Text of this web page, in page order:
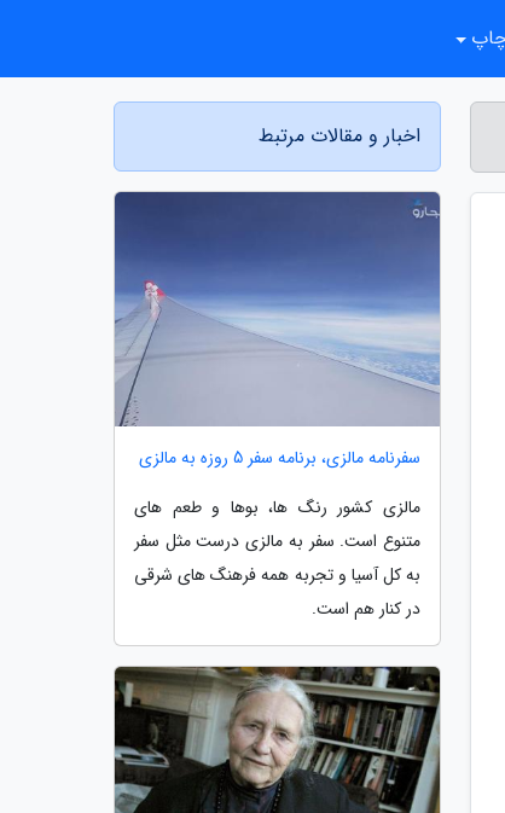
اخبار و مقالات مرتبط
سفرنامه مالزی، برنامه سفر 5 روزه به مالزی
مالزی کشور رنگ ها، بوها و طعم های
متنوع است. سفر به مالزی درست مثل سفر
به کل آسیا و تجربه همه فرهنگ های شرقی
در کنار هم است.